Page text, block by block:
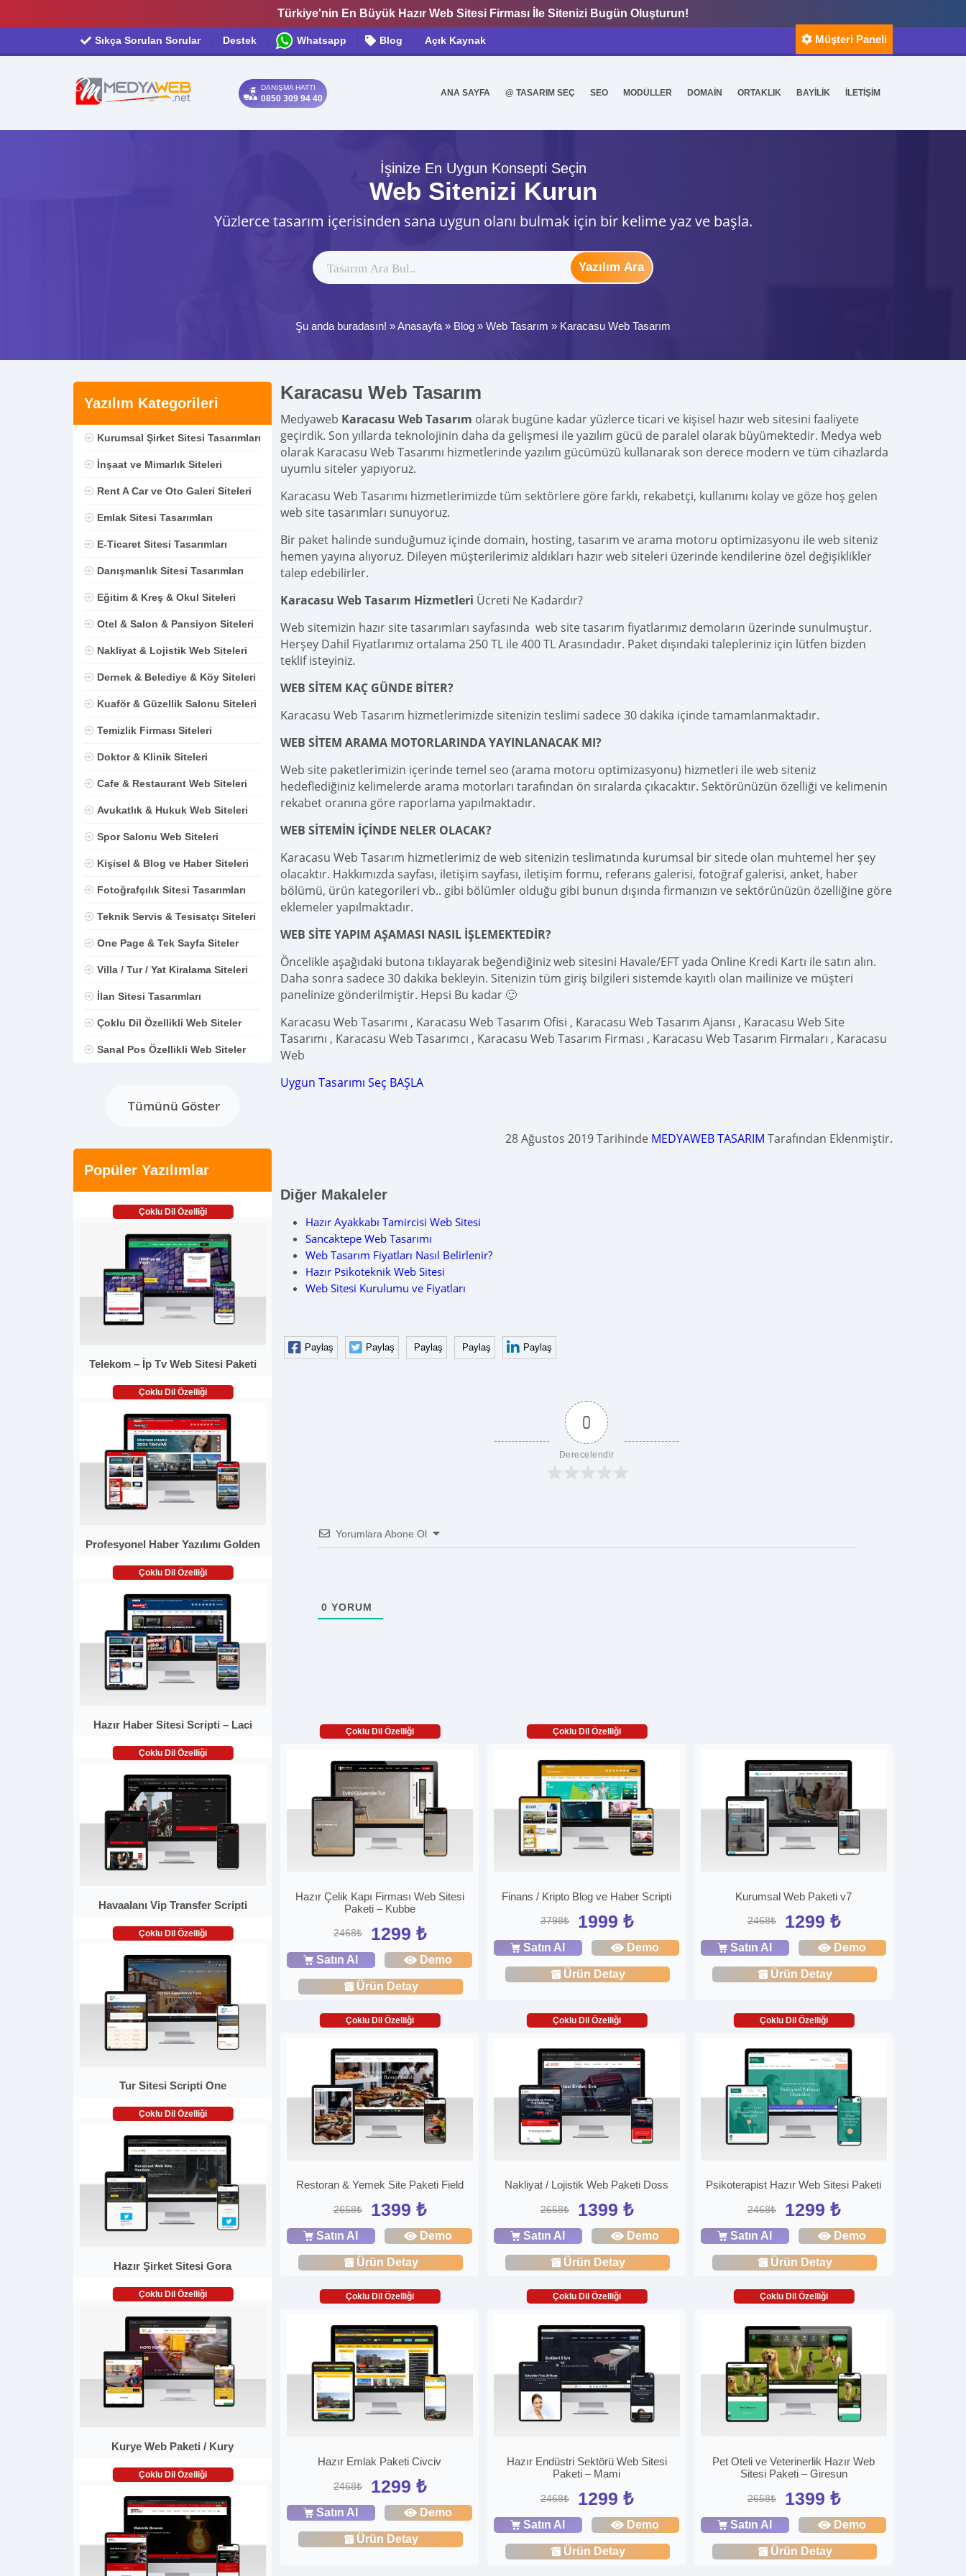
Türkiye'nin En Büyük Hazır Web Sitesi Firması İle Sitenizi Bugün Oluşturun!
Sıkça Sorulan Sorular Destek Whatsapp Blog Açık Kaynak Müşteri Paneli
DANIŞMA HATTI
0850 309 94 40
ANA SAYFA @ TASARIM SEÇ SEO MODÜLLER DOMAİN ORTAKLIK BAYİLİK İLETİŞİM
İşinize En Uygun Konsepti Seçin
Web Sitenizi Kurun
Yüzlerce tasarım içerisinden sana uygun olanı bulmak için bir kelime yaz ve başla.
Yazılım Ara
Şu anda buradasın! »Anasayfa » Blog » Web Tasarım » Karacasu Web Tasarım
Yazılım Kategorileri
Kurumsal Şirket Sitesi Tasarımları
İnşaat ve Mimarlık Siteleri
Rent A Car ve Oto Galeri Siteleri
Emlak Sitesi Tasarımları
E-Ticaret Sitesi Tasarımları
Danışmanlık Sitesi Tasarımları
Eğitim & Kreş & Okul Siteleri
Otel & Salon & Pansiyon Siteleri
Nakliyat & Lojistik Web Siteleri
Dernek & Belediye & Köy Siteleri
Kuaför & Güzellik Salonu Siteleri
Temizlik Firması Siteleri
Doktor & Klinik Siteleri
Cafe & Restaurant Web Siteleri
Avukatlık & Hukuk Web Siteleri
Spor Salonu Web Siteleri
Kişisel & Blog ve Haber Siteleri
Fotoğrafçılık Sitesi Tasarımları
Teknik Servis & Tesisatçı Siteleri
One Page & Tek Sayfa Siteler
Villa / Tur / Yat Kiralama Siteleri
İlan Sitesi Tasarımları
Çoklu Dil Özellikli Web Siteler
Sanal Pos Özellikli Web Siteler
Tümünü Göster
Popüler Yazılımlar
Çoklu Dil Özelliği
Telekom – İp Tv Web Sitesi Paketi
Çoklu Dil Özelliği
Profesyonel Haber Yazılımı Golden
Çoklu Dil Özelliği
Hazır Haber Sitesi Scripti – Laci
Çoklu Dil Özelliği
Havaalanı Vip Transfer Scripti
Çoklu Dil Özelliği
Tur Sitesi Scripti One
Çoklu Dil Özelliği
Hazır Şirket Sitesi Gora
Çoklu Dil Özelliği
Kurye Web Paketi / Kury
Çoklu Dil Özelliği
Karacasu Web Tasarım
Medyaweb Karacasu Web Tasarım olarak bugüne kadar yüzlerce ticari ve kişisel hazır web sitesini faaliyete
geçirdik. Son yıllarda teknolojinin daha da gelişmesi ile yazılım gücü de paralel olarak büyümektedir. Medya web
olarak Karacasu Web Tasarımı hizmetlerinde yazılım gücümüzü kullanarak son derece modern ve tüm cihazlarda
uyumlu siteler yapıyoruz.
Karacasu Web Tasarımı hizmetlerimizde tüm sektörlere göre farklı, rekabetçi, kullanımı kolay ve göze hoş gelen
web site tasarımları sunuyoruz.
Bir paket halinde sunduğumuz içinde domain, hosting, tasarım ve arama motoru optimizasyonu ile web siteniz
hemen yayına alıyoruz. Dileyen müşterilerimiz aldıkları hazır web siteleri üzerinde kendilerine özel değişiklikler
talep edebilirler.
Karacasu Web Tasarım Hizmetleri Ücreti Ne Kadardır?
Web sitemizin hazır site tasarımları sayfasında web site tasarım fiyatlarımız demoların üzerinde sunulmuştur.
Herşey Dahil Fiyatlarımız ortalama 250 TL ile 400 TL Arasındadır. Paket dışındaki talepleriniz için lütfen bizden
teklif isteyiniz.
WEB SİTEM KAÇ GÜNDE BİTER?
Karacasu Web Tasarım hizmetlerimizde sitenizin teslimi sadece 30 dakika içinde tamamlanmaktadır.
WEB SİTEM ARAMA MOTORLARINDA YAYINLANACAK MI?
Web site paketlerimizin içerinde temel seo (arama motoru optimizasyonu) hizmetleri ile web siteniz
hedeflediğiniz kelimelerde arama motorları tarafından ön sıralarda çıkacaktır. Sektörünüzün özelliği ve kelimenin
rekabet oranına göre raporlama yapılmaktadır.
WEB SİTEMİN İÇİNDE NELER OLACAK?
Karacasu Web Tasarım hizmetlerimiz de web sitenizin teslimatında kurumsal bir sitede olan muhtemel her şey
olacaktır. Hakkımızda sayfası, iletişim sayfası, iletişim formu, referans galerisi, fotoğraf galerisi, anket, haber
bölümü, ürün kategorileri vb.. gibi bölümler olduğu gibi bunun dışında firmanızın ve sektörünüzün özelliğine göre
eklemeler yapılmaktadır.
WEB SİTE YAPIM AŞAMASI NASIL İŞLEMEKTEDİR?
Öncelikle aşağıdaki butona tıklayarak beğendiğiniz web sitesini Havale/EFT yada Online Kredi Kartı ile satın alın.
Daha sonra sadece 30 dakika bekleyin. Sitenizin tüm giriş bilgileri sistemde kayıtlı olan mailinize ve müşteri
panelinize gönderilmiştir. Hepsi Bu kadar 🙂
Karacasu Web Tasarımı , Karacasu Web Tasarım Ofisi , Karacasu Web Tasarım Ajansı , Karacasu Web Site
Tasarımı , Karacasu Web Tasarımcı , Karacasu Web Tasarım Firması , Karacasu Web Tasarım Firmaları , Karacasu
Web
Uygun Tasarımı Seç BAŞLA
28 Ağustos 2019 Tarihinde MEDYAWEB TASARIM Tarafından Eklenmiştir.
Diğer Makaleler
Hazır Ayakkabı Tamircisi Web Sitesi
Sancaktepe Web Tasarımı
Web Tasarım Fiyatları Nasıl Belirlenir?
Hazır Psikoteknik Web Sitesi
Web Sitesi Kurulumu ve Fiyatları
Paylaş Paylaş Paylaş Paylaş Paylaş
0
Derecelendir
Yorumlara Abone Ol
0 YORUM
Çoklu Dil Özelliği
Hazır Çelik Kapı Firması Web Sitesi
Paketi – Kubbe
2468₺ 1299 ₺
Satın Al Demo
Ürün Detay
Çoklu Dil Özelliği
Finans / Kripto Blog ve Haber Scripti
3798₺ 1999 ₺
Satın Al Demo
Ürün Detay
Kurumsal Web Paketi v7
2468₺ 1299 ₺
Satın Al Demo
Ürün Detay
Çoklu Dil Özelliği
Restoran & Yemek Site Paketi Field
2658₺ 1399 ₺
Satın Al Demo
Ürün Detay
Çoklu Dil Özelliği
Nakliyat / Lojistik Web Paketi Doss
2658₺ 1399 ₺
Satın Al Demo
Ürün Detay
Çoklu Dil Özelliği
Psikoterapist Hazır Web Sitesi Paketi
2468₺ 1299 ₺
Satın Al Demo
Ürün Detay
Çoklu Dil Özelliği
Hazır Emlak Paketi Civciv
2468₺ 1299 ₺
Satın Al Demo
Ürün Detay
Çoklu Dil Özelliği
Hazır Endüstri Sektörü Web Sitesi
Paketi – Mami
2468₺ 1299 ₺
Satın Al Demo
Ürün Detay
Çoklu Dil Özelliği
Pet Oteli ve Veterinerlik Hazır Web
Sitesi Paketi – Giresun
2658₺ 1399 ₺
Satın Al Demo
Ürün Detay